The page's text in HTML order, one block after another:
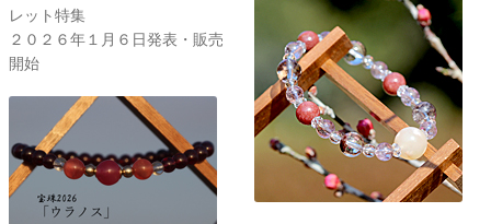
レット特集
２０２６年１月６日発表・販売
開始